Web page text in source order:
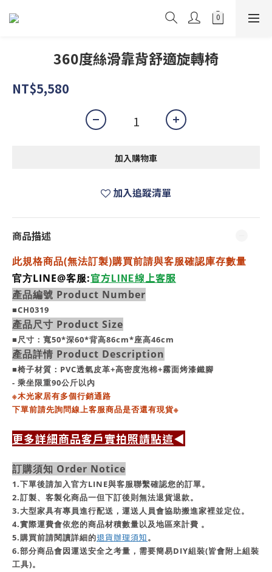
360度絲滑靠背舒適旋轉椅
NT$5,580
加入購物車
加入追蹤清單
商品描述
此規格商品(無法訂製)購買前請與客服確認庫存數量
官方LINE@客服:官方LINE線上客服
產品編號 Product Number
■CH0319
產品尺寸 Product Size
■尺寸：寬50*深60*背高86cm*座高46cm
產品詳情 Product Description
■椅子材質：PVC透氣皮革+高密度泡棉+霧面烤漆鐵腳
- 乘坐限重90公斤以內
※木光家居有多個行銷通路
下單前請先詢問線上客服商品是否還有現貨※
更多詳細商品客戶實拍照請點這◀
訂購須知 Order Notice
1.下單後請加入官方LINE與客服聯繫確認您的訂單。
2.訂製、客製化商品一但下訂後則無法退貨退款。
3.大型家具有專員進行配送，運送人員會協助搬進家裡並定位。
4.實際運費會依您的商品材積數量以及地區來計費 。
5.購買前請閱讀詳細的退貨辦理須知。
6.部分商品會因運送安全之考量，需要簡易DIY組裝(皆會附上組裝
工具)。